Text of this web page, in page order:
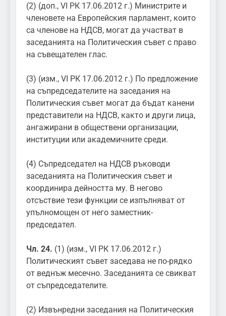
(2) (доп., VI РК 17.06.2012 г.) Министрите и
членовете на Европейския парламент, които
са членове на НДСВ, могат да участват в
заседанията на Политическия съвет с право
на съвещателен глас.
(3) (изм., VI РК 17.06.2012 г.) По предложение
на съпредседателите на заседания на
Политическия съвет могат да бъдат канени
представители на НДСВ, както и други лица,
ангажирани в обществени организации,
институции или академичните среди.
(4) Съпредседател на НДСВ ръководи
заседанията на Политическия съвет и
координира дейността му. В негово
отсъствие тези функции се изпълняват от
упълномощен от него заместник-
председател.
Чл. 24. (1) (изм., VI РК 17.06.2012 г.)
Политическият съвет заседава не по-рядко
от веднъж месечно. Заседанията се свикват
от съпредседателите.
(2) Извънредни заседания на Политическия